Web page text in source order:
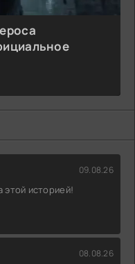
09.08.26
этой историей!
08.08.26